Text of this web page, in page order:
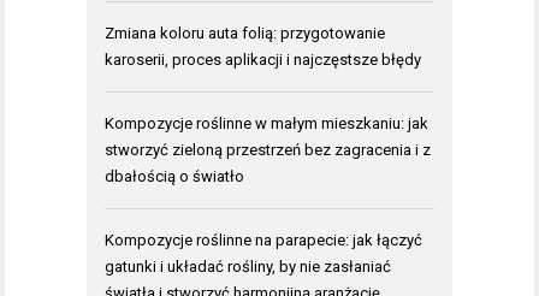
Zmiana koloru auta folią: przygotowanie
karoserii, proces aplikacji i najczęstsze błędy
Kompozycje roślinne w małym mieszkaniu: jak
stworzyć zieloną przestrzeń bez zagracenia i z
dbałością o światło
Kompozycje roślinne na parapecie: jak łączyć
gatunki i układać rośliny, by nie zasłaniać